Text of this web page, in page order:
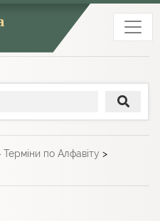
Терміни по Алфавіту >